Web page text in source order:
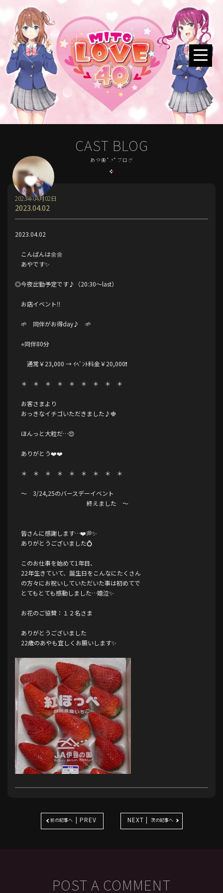
CAST BLOG
あや🦋*.+ﾟブログ
2023.04.02
2023年04月02日
2023.04.02
こんばんは🌼🌼
あやです‪‪✨
◎今夜出勤予定です♪（20:30〜last）
お店イベント‼︎
🌱 同伴がお得day♪ 🌱
⭐︎同伴80分
通常￥23,000 → ｲﾍﾞﾝﾄ料金￥20,000❗️
＊ ＊ ＊ ＊ ＊ ＊ ＊ ＊ ＊
お客さまより
おっきなイチゴいただきました♪🍓
ほんっと大粒だ…😍
ありがとう❤️❤️
＊ ＊ ＊ ＊ ＊ ＊ ＊ ＊ ＊
〜 3/24,25のバースデーイベント
終えました 〜
皆さんに感謝します…❤️💭✨
ありがとうございました💍
このお仕事を始めて1年目、
22年生きていて、誕生日をこんなにたくさん
の方々にお祝いしていただいた事は初めてで
とてもとても感動しました…嬉泣✨
お花のご協賛：１２名さま
ありがとうございました
22歳のあやも宜しくお願いします✨
前の記事へ | PREV NEXT | 次の記事へ
POST A COMMENT